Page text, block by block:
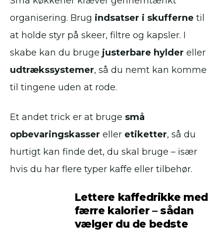
organisering. Brug indsatser i skufferne til
at holde styr på skeer, filtre og kapsler. I
skabe kan du bruge justerbare hylder eller
udtrækssystemer, så du nemt kan komme
til tingene uden at rode.
Et andet trick er at bruge små
opbevaringskasser eller etiketter, så du
hurtigt kan finde det, du skal bruge – især
hvis du har flere typer kaffe eller tilbehør.
Lettere kaffedrikke med
færre kalorier – sådan
vælger du de bedste